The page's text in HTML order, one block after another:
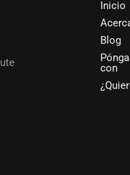
Inicio
Blog
con
acumulado una gran